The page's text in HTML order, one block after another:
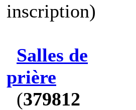
inscription)
Salles de
prière
(379812